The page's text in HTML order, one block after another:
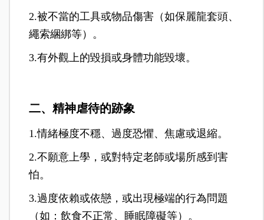
2.被不當的工具或物品傷害（如保麗龍套頭、
繩索綑綁等）。
3.有外觀上的毀損或身體功能毀壞。
二、精神虐待的跡象
1.情緒極度不穩、過度恐懼、焦慮或退縮。
2.不願意上學，或對特定老師或場所感到害
怕。
3.過度依賴或依戀，或出現極端的行為問題
（如：飲食不正常、睡眠障礙等）。